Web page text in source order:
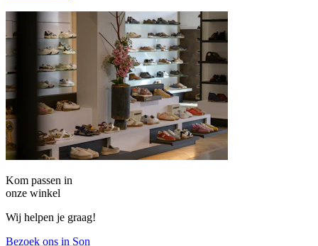
Kom passen in
onze winkel
Wij helpen je graag!
Bezoek ons in Son